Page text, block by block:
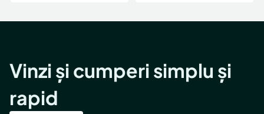
Vinzi și cumperi simplu și
rapid